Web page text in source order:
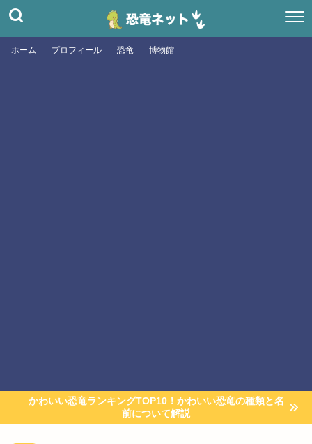
ホーム プロフィール 恐竜 博物館
かわいい恐竜ランキングTOP10！かわいい恐竜の種類と名
前について解説